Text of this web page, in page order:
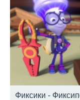
Фиксики -